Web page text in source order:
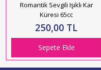
Romantik Sevgili Işıklı Kar
Küresi 65cc
250,00 TL
Sepete Ekle